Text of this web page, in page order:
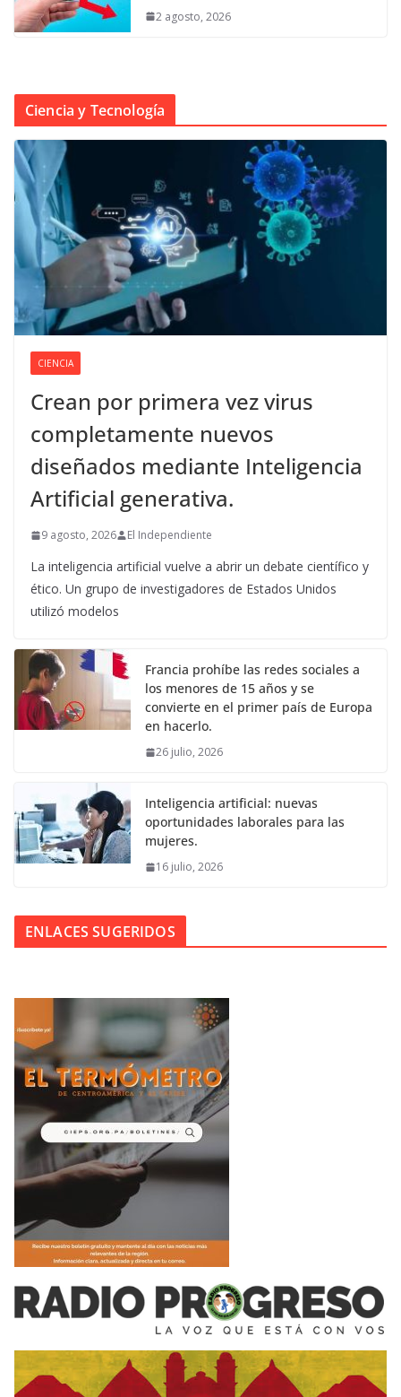
2 agosto, 2026
Ciencia y Tecnología
CIENCIA
Crean por primera vez virus
completamente nuevos
diseñados mediante Inteligencia
Artificial generativa.
9 agosto, 2026 El Independiente
La inteligencia artificial vuelve a abrir un debate científico y
ético. Un grupo de investigadores de Estados Unidos
utilizó modelos
Francia prohíbe las redes sociales a
los menores de 15 años y se
convierte en el primer país de Europa
en hacerlo.
26 julio, 2026
Inteligencia artificial: nuevas
oportunidades laborales para las
mujeres.
16 julio, 2026
ENLACES SUGERIDOS